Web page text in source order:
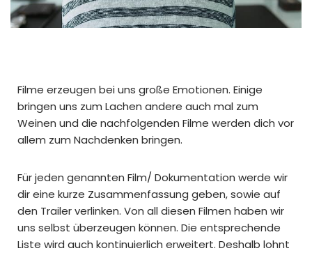
Filme erzeugen bei uns große Emotionen. Einige
bringen uns zum Lachen andere auch mal zum
Weinen und die nachfolgenden Filme werden dich vor
allem zum Nachdenken bringen.
Für jeden genannten Film/ Dokumentation werde wir
dir eine kurze Zusammenfassung geben, sowie auf
den Trailer verlinken. Von all diesen Filmen haben wir
uns selbst überzeugen können. Die entsprechende
Liste wird auch kontinuierlich erweitert. Deshalb lohnt